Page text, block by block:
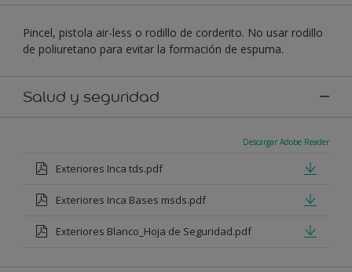
Pincel, pistola air-less o rodillo de corderito. No usar rodillo
de poliuretano para evitar la formación de espuma.
Salud y seguridad
Descargar Adobe Reader
Exteriores Inca tds.pdf
Exteriores Inca Bases msds.pdf
Exteriores Blanco_Hoja de Seguridad.pdf